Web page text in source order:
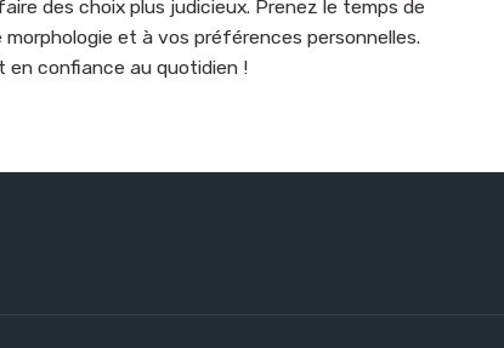
des choix plus judicieux. Prenez le temps de
et à vos préférences personnelles.
en confiance au quotidien !